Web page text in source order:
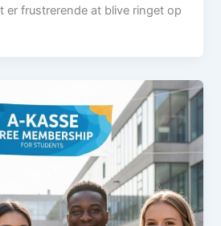
er frustrerende at blive ringet op